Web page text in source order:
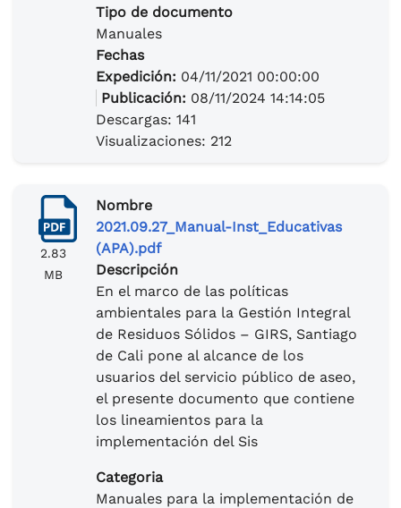
Tipo de documento
Manuales
Fechas
Expedición: 04/11/2021 00:00:00
Publicación: 08/11/2024 14:14:05
Descargas: 141
Visualizaciones: 212
2.83
MB
Nombre
2021.09.27_Manual-Inst_Educativas
(APA).pdf
Descripción
En el marco de las políticas
ambientales para la Gestión Integral
de Residuos Sólidos – GIRS, Santiago
de Cali pone al alcance de los
usuarios del servicio público de aseo,
el presente documento que contiene
los lineamientos para la
implementación del Sis
Categoria
Manuales para la implementación de